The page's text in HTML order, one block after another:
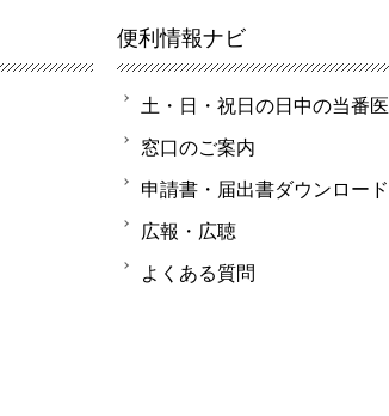
便利情報ナビ
土・日・祝日の日中の当番医
窓口のご案内
申請書・届出書ダウンロード
広報・広聴
よくある質問